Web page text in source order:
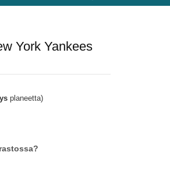
York Yankees
planeetta)